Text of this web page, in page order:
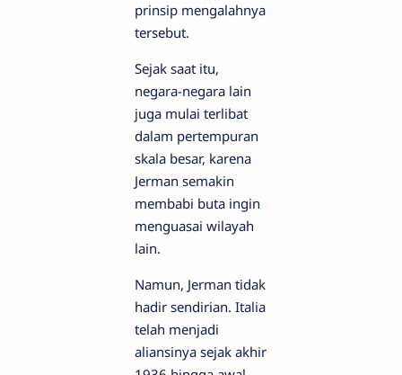
prinsip mengalahnya
tersebut.
Sejak saat itu,
negara-negara lain
juga mulai terlibat
dalam pertempuran
skala besar, karena
Jerman semakin
membabi buta ingin
menguasai wilayah
lain.
Namun, Jerman tidak
hadir sendirian. Italia
telah menjadi
aliansinya sejak akhir